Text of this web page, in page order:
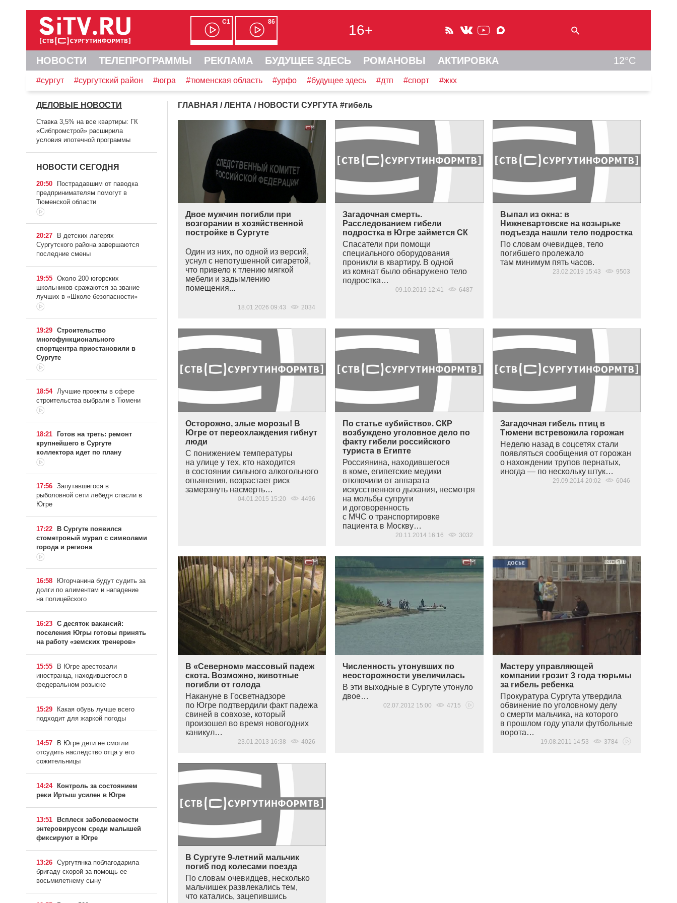
С1 86
16+
НОВОСТИ ТЕЛЕПРОГРАММЫ РЕКЛАМА БУДУЩЕЕ ЗДЕСЬ РОМАНОВЫ АКТИРОВКА 12°C
#сургут #сургутский район #югра #тюменская область #урфо #будущее здесь #дтп #спорт #жкх
ГЛАВНАЯ /ЛЕНТА / НОВОСТИ СУРГУТА #гибель
Двое мужчин погибли при
возгорании в хозяйственной
постройке в Сургуте
Один из них, по одной из версий,
уснул с непотушенной сигаретой,
что привело к тлению мягкой
мебели и задымлению
помещения...
18.01.2026 09:43 2034
Загадочная смерть.
Расследованием гибели
подростка в Югре займется СК
Спасатели при помощи
специального оборудования
проникли в квартиру. В одной
из комнат было обнаружено тело
подростка…
09.10.2019 12:41 6487
Выпал из окна: в
Нижневартовске на козырьке
подъезда нашли тело подростка
По словам очевидцев, тело
погибшего пролежало
там минимум пять часов.
23.02.2019 15:43 9503
Осторожно, злые морозы! В
Югре от переохлаждения гибнут
люди
С понижением температуры
на улице у тех, кто находится
в состоянии сильного алкогольного
опьянения, возрастает риск
замерзнуть насмерть…
04.01.2015 15:20 4496
По статье «убийство». СКР
возбуждено уголовное дело по
факту гибели российского
туриста в Египте
Россиянина, находившегося
в коме, египетские медики
отключили от аппарата
искусственного дыхания, несмотря
на мольбы супруги
и договоренность
с МЧС о транспортировке
пациента в Москву…
20.11.2014 16:16 3032
Загадочная гибель птиц в
Тюмени встревожила горожан
Неделю назад в соцсетях стали
появляться сообщения от горожан
о нахождении трупов пернатых,
иногда — по нескольку штук…
29.09.2014 20:02 6046
В «Северном» массовый падеж
скота. Возможно, животные
погибли от голода
Накануне в Госветнадзоре
по Югре подтвердили факт падежа
свиней в совхозе, который
произошел во время новогодних
каникул…
23.01.2013 16:38 4026
Численность утонувших по
неосторожности увеличилась
В эти выходные в Сургуте утонуло
двое…
02.07.2012 15:00 4715
Мастеру управляющей
компании грозит 3 года тюрьмы
за гибель ребенка
Прокуратура Сургута утвердила
обвинение по уголовному делу
о смерти мальчика, на которого
в прошлом году упали футбольные
ворота…
19.08.2011 14:53 3784
В Сургуте 9-летний мальчик
погиб под колесами поезда
По словам очевидцев, несколько
мальчишек развлекались тем,
что катались, зацепившись
ДЕЛОВЫЕ НОВОСТИ
Ставка 3,5% на все квартиры: ГК
«Сибпромстрой» расширила
условия ипотечной программы
НОВОСТИ СЕГОДНЯ
20:50
Пострадавшим от паводка
предпринимателям помогут в
Тюменской области
20:27
В детских лагерях
Сургутского района завершаются
последние смены
19:55 Около 200 югорских
школьников сражаются за звание
лучших в «Школе безопасности»
19:29 Строительство
многофункционального
спортцентра приостановили в
Сургуте
18:54 Лучшие проекты в сфере
строительства выбрали в Тюмени
18:21
Готов на треть: ремонт
крупнейшего в Сургуте
коллектора идет по плану
17:56 Запутавшегося в
рыболовной сети лебедя спасли в
Югре
17:22
В Сургуте появился
стометровый мурал с символами
города и региона
16:58
Югорчанина будут судить за
долги по алиментам и нападение
на полицейского
16:23 С десяток вакансий:
поселения Югры готовы принять
на работу «земских тренеров»
15:55
В Югре арестовали
иностранца, находившегося в
федеральном розыске
15:29
Какая обувь лучше всего
подходит для жаркой погоды
14:57
В Югре дети не смогли
отсудить наследство отца у его
сожительницы
14:24
Контроль за состоянием
реки Иртыш усилен в Югре
13:51
Всплеск заболеваемости
энтеровирусом среди малышей
фиксируют в Югре
13:26 Сургутянка поблагодарила
бригаду скорой за помощь ее
восьмилетнему сыну